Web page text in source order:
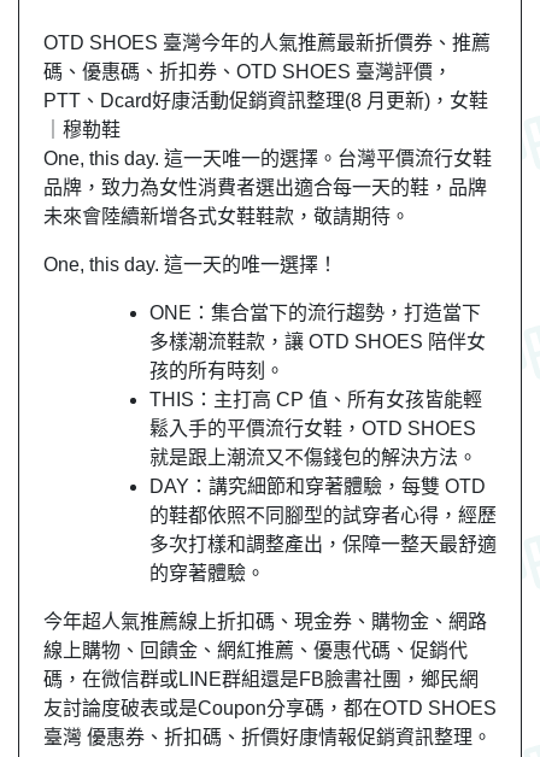
OTD SHOES 臺灣今年的人氣推薦最新折價券、推薦
碼、優惠碼、折扣券、OTD SHOES 臺灣評價，
PTT、Dcard好康活動促銷資訊整理(8 月更新)，女鞋
｜穆勒鞋
One, this day. 這一天唯一的選擇。台灣平價流行女鞋
品牌，致力為女性消費者選出適合每一天的鞋，品牌
未來會陸續新增各式女鞋鞋款，敬請期待。
One, this day. 這一天的唯一選擇！
ONE：集合當下的流行趨勢，打造當下
多樣潮流鞋款，讓 OTD SHOES 陪伴女
孩的所有時刻。
THIS：主打高 CP 值、所有女孩皆能輕
鬆入手的平價流行女鞋，OTD SHOES
就是跟上潮流又不傷錢包的解決方法。
DAY：講究細節和穿著體驗，每雙 OTD
的鞋都依照不同腳型的試穿者心得，經歷
多次打樣和調整產出，保障一整天最舒適
的穿著體驗。
今年超人氣推薦線上折扣碼、現金券、購物金、網路
線上購物、回饋金、網紅推薦、優惠代碼、促銷代
碼，在微信群或LINE群組還是FB臉書社團，鄉民網
友討論度破表或是Coupon分享碼，都在OTD SHOES
臺灣 優惠券、折扣碼、折價好康情報促銷資訊整理。